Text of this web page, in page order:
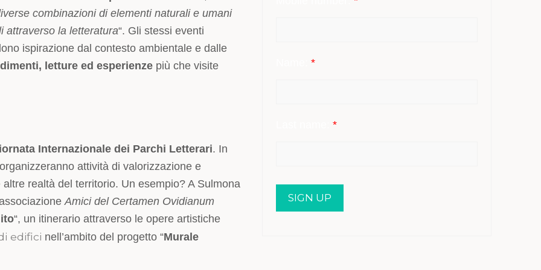
combinazioni di elementi naturali e umani
attraverso la letteratura“. Gli stessi eventi
ispirazione dal contesto ambientale e dalle
letture ed esperienze più che visite
Internazionale dei Parchi Letterari. In
attività di valorizzazione e
realtà del territorio. Un esempio? A Sulmona
Amici del Certamen Ovidianum
“, un itinerario attraverso le opere artistiche
edifici nell’ambito del progetto “Murale
*
*